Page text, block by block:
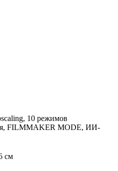
10 режимов
FILMMAKER MODE, ИИ-
см